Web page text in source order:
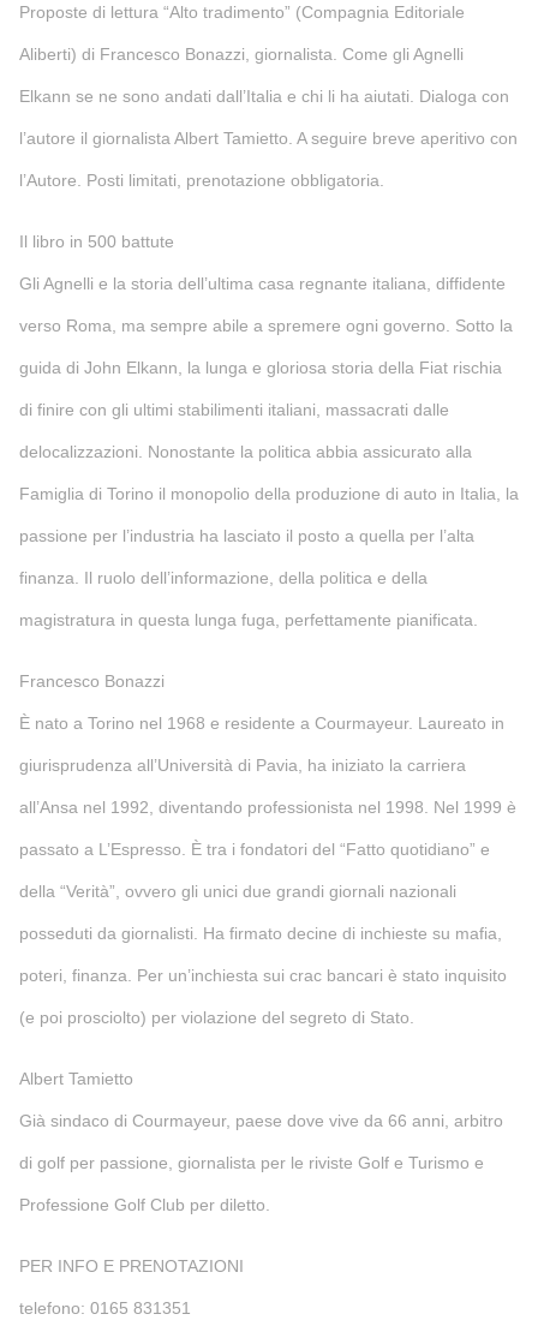
Proposte di lettura “Alto tradimento” (Compagnia Editoriale
Aliberti) di Francesco Bonazzi, giornalista. Come gli Agnelli
Elkann se ne sono andati dall’Italia e chi li ha aiutati. Dialoga con
l’autore il giornalista Albert Tamietto. A seguire breve aperitivo con
l’Autore. Posti limitati, prenotazione obbligatoria.
Il libro in 500 battute
Gli Agnelli e la storia dell’ultima casa regnante italiana, diffidente
verso Roma, ma sempre abile a spremere ogni governo. Sotto la
guida di John Elkann, la lunga e gloriosa storia della Fiat rischia
di finire con gli ultimi stabilimenti italiani, massacrati dalle
delocalizzazioni. Nonostante la politica abbia assicurato alla
Famiglia di Torino il monopolio della produzione di auto in Italia, la
passione per l’industria ha lasciato il posto a quella per l’alta
finanza. Il ruolo dell’informazione, della politica e della
magistratura in questa lunga fuga, perfettamente pianificata.
Francesco Bonazzi
È nato a Torino nel 1968 e residente a Courmayeur. Laureato in
giurisprudenza all’Università di Pavia, ha iniziato la carriera
all’Ansa nel 1992, diventando professionista nel 1998. Nel 1999 è
passato a L’Espresso. È tra i fondatori del “Fatto quotidiano” e
della “Verità”, ovvero gli unici due grandi giornali nazionali
posseduti da giornalisti. Ha firmato decine di inchieste su mafia,
poteri, finanza. Per un’inchiesta sui crac bancari è stato inquisito
(e poi prosciolto) per violazione del segreto di Stato.
Albert Tamietto
Già sindaco di Courmayeur, paese dove vive da 66 anni, arbitro
di golf per passione, giornalista per le riviste Golf e Turismo e
Professione Golf Club per diletto.
PER INFO E PRENOTAZIONI
telefono: 0165 831351